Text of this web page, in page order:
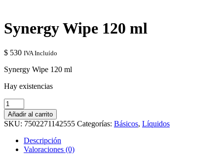
Synergy Wipe 120 ml
$ 530 IVA Incluído
Synergy Wipe 120 ml
Hay existencias
Synergy
Wipe
120
ml
cantidad
Añadir al carrito
SKU: 7502271142555 Categorías: Básicos, Líquidos
Descripción
Valoraciones (0)